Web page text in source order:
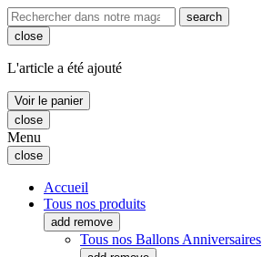
search
close
L'article a été ajouté
Voir le panier
close
Menu
close
Accueil
Tous nos produits
add remove
Tous nos Ballons Anniversaires